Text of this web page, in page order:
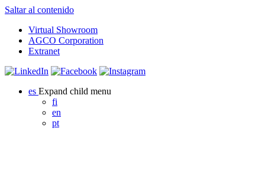
Saltar al contenido
Virtual Showroom
AGCO Corporation
Extranet
es Expand child menu
fi
en
pt